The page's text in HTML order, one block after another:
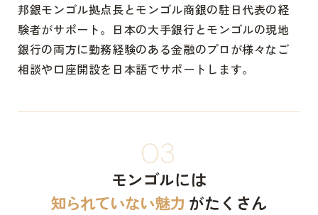
邦銀モンゴル拠点長とモンゴル商銀の駐日代表の経
験者がサポート。日本の大手銀行とモンゴルの現地
銀行の両方に勤務経験のある金融のプロが様々なご
相談や口座開設を日本語でサポートします。
03
モンゴルには
知られていない魅力 がたくさん